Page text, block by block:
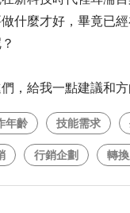
什麼才好，畢竟已
，給我一點建議和方
年齡 技能需求
行銷企劃 轉